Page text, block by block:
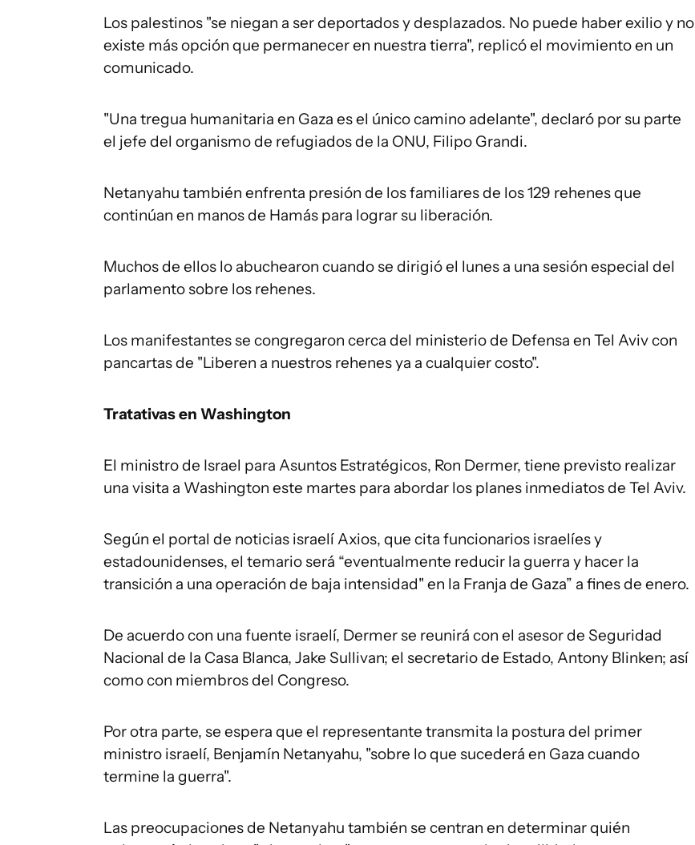
Los palestinos "se niegan a ser deportados y desplazados. No puede haber exilio y no
existe más opción que permanecer en nuestra tierra", replicó el movimiento en un
comunicado.
"Una tregua humanitaria en Gaza es el único camino adelante", declaró por su parte
el jefe del organismo de refugiados de la ONU, Filipo Grandi.
Netanyahu también enfrenta presión de los familiares de los 129 rehenes que
continúan en manos de Hamás para lograr su liberación.
Muchos de ellos lo abuchearon cuando se dirigió el lunes a una sesión especial del
parlamento sobre los rehenes.
Los manifestantes se congregaron cerca del ministerio de Defensa en Tel Aviv con
pancartas de "Liberen a nuestros rehenes ya a cualquier costo".
Tratativas en Washington
El ministro de Israel para Asuntos Estratégicos, Ron Dermer, tiene previsto realizar
una visita a Washington este martes para abordar los planes inmediatos de Tel Aviv.
Según el portal de noticias israelí Axios, que cita funcionarios israelíes y
estadounidenses, el temario será “eventualmente reducir la guerra y hacer la
transición a una operación de baja intensidad" en la Franja de Gaza” a fines de enero.
De acuerdo con una fuente israelí, Dermer se reunirá con el asesor de Seguridad
Nacional de la Casa Blanca, Jake Sullivan; el secretario de Estado, Antony Blinken; así
como con miembros del Congreso.
Por otra parte, se espera que el representante transmita la postura del primer
ministro israelí, Benjamín Netanyahu, "sobre lo que sucederá en Gaza cuando
termine la guerra".
Las preocupaciones de Netanyahu también se centran en determinar quién